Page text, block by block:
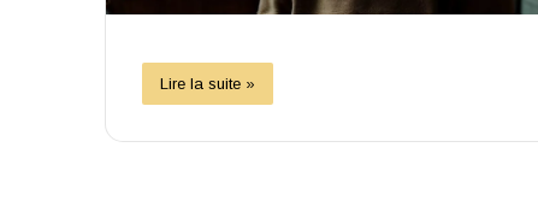
Lire la suite »